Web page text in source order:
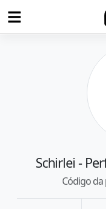
Schirlei -
Código